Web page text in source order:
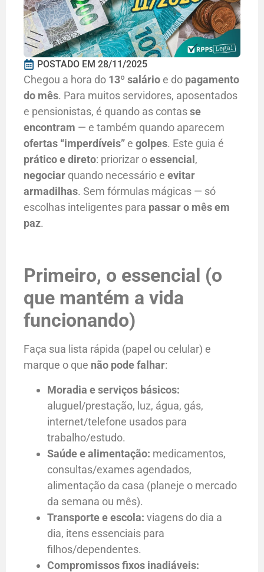
POSTADO EM 28/11/2025
Chegou a hora do 13º salário e do pagamento
do mês. Para muitos servidores, aposentados
e pensionistas, é quando as contasse
encontram — e também quando aparecem
ofertas “imperdíveis” e golpes. Este guia é
prático e direto: priorizar oessencial ,
negociar quando necessário e evitar
armadilhas. Sem fórmulas mágicas — só
escolhas inteligentes para passar o mês em
paz.
Primeiro, o essencial (o
que mantém a vida
funcionando)
Faça sua lista rápida (papel ou celular) e
marque o que não pode falhar:
Moradia e serviços básicos:
aluguel/prestação, luz, água, gás,
internet/telefone usados para
trabalho/estudo.
Saúde e alimentação: medicamentos,
consultas/exames agendados,
alimentação da casa (planeje o mercado
da semana ou mês).
Transporte e escola: viagens do dia a
dia, itens essenciais para
filhos/dependentes.
Compromissos fixos inadiáveis: